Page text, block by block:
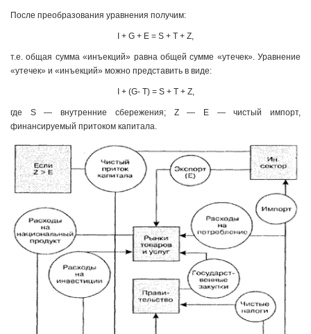
После преобразования уравнения получим:
I + G + Е = S + Т + Z,
т.е. общая сумма «инъекций» равна общей сумме «утечек». Уравнение
«утечек» и «инъекций» можно представить в виде:
I + (G- Т) = S + T + Z,
где S — внутренние сбережения; Z — E — чистый импорт,
финансируемый притоком капитала.